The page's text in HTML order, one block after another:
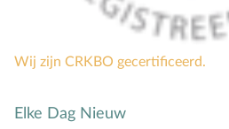
Pinksteren
Probleemgedrag
Wij zijn CRKBO gecertificeerd.
Elke Dag Nieuw